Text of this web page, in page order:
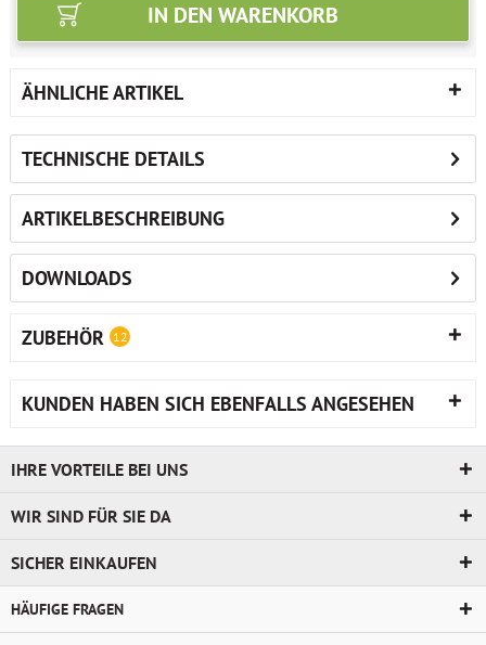
IN DEN WARENKORB
ÄHNLICHE ARTIKEL
TECHNISCHE DETAILS
ARTIKELBESCHREIBUNG
DOWNLOADS
ZUBEHÖR 12
KUNDEN HABEN SICH EBENFALLS ANGESEHEN
IHRE VORTEILE BEI UNS
WIR SIND FÜR SIE DA
SICHER EINKAUFEN
HÄUFIGE FRAGEN